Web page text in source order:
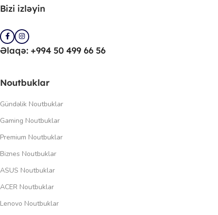
Bizi izləyin
Əlaqə: +994 50 499 66 56
Noutbuklar
Gündəlik Noutbuklar
Gaming Noutbuklar
Premium Noutbuklar
Biznes Noutbuklar
ASUS Noutbuklar
ACER Noutbuklar
Lenovo Noutbuklar